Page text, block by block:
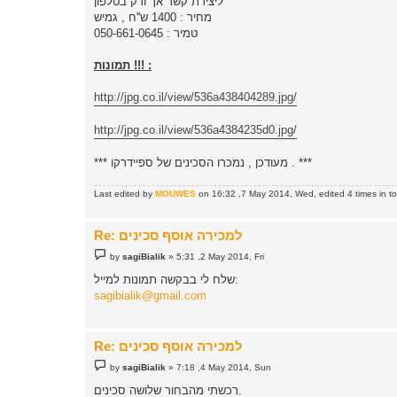
מחיר : 1400 ש''ח , גמיש
טמיר : 050-661-0645
תמונות !!! :
http://jpg.co.il/view/536a438404289.jpg/
http://jpg.co.il/view/536a4384235d0.jpg/
*** מעודכן , נמכרו הסכינים של ספיידרקו . ***
Last edited by MOUWES on 16:32 ,7 May 2014, Wed, edited 4 times in
Re: למכירה אוסף סכינים
P
o
t
bysagiBialik »5:31 ,2 May 2014, Fri
שלח לי בבקשה תמונות למייל:
sagibialik@gmail.com
Re: למכירה אוסף סכינים
P
o
t
bysagiBialik »7:18 ,4 May 2014, Sun